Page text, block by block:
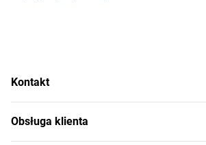
Kontakt
Obsługa klienta